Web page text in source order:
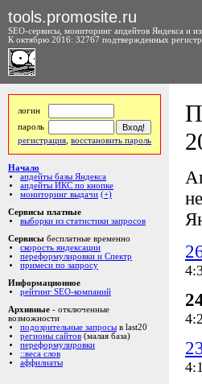
tools.promosite.ru
SEO-сервисы, мониторинг апдейтов Яндекса и
К октябрю 2016: 32767 подтвержденных
логин
пароль
регистрация восстановить пароль
Начало
апдейты базы Яндекса
апдейты ИКС по кнопке
мониторинг выдачи (+)
Сервисы платные
выборки из статистики запросов
Сервисы бесплатные временно
скорость яндексации
переформулировки и Спектр
примеси по запросу
Информационное
рейтинг SEO-компаний
Архивные - отключенные
возможности
подозрительные запросы в last20
регионы сайтов (малая база)
переформулировки
::веса слов
аффилиаты